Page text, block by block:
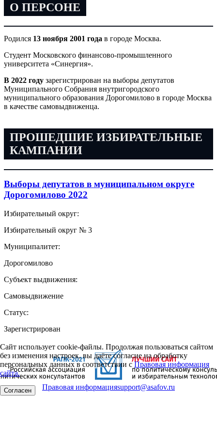
О ПЕРСОНЕ
Родился 13 ноября 2001 года в городе Москва.
Студент Московского финансово-промышленного
университета «Синергия».
В 2022 году зарегистрирован на выборы депутатов
Муниципального Собрания внутригородского
муниципального образования Дорогомилово в городе Москва
в качестве самовыдвиженца.
ПРОШЕДШИЕ ИЗБИРАТЕЛЬНЫЕ
КАМПАНИИ
Выборы депутатов в муниципальном округе
Дорогомилово 2022
Избирательный округ:
Избирательный округ № 3
Муниципалитет:
Дорогомилово
Субъект выдвижения:
Самовыдвижение
Статус:
Зарегистрирован
Сайт использует cookie-файлы. Продолжая пользоваться сайтом
без изменения настроек, вы даёте согласие на обработку
персональных данных в соответствии сПравовая информация
сайта.
Согласен Правовая информацияsupport@asafov.ru